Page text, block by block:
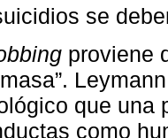
se
proviene
que una
como